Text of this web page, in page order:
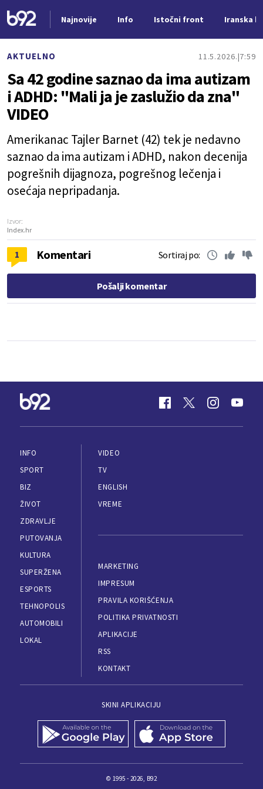
Najnovije Info Istočni front Iranska
AKTUELNO 11.5.2026. 7:59
Sa 42 godine saznao da ima autizam
i ADHD: "Mali ja je zaslužio da zna"
VIDEO
Amerikanac Tajler Barnet (42) tek je nedavno
saznao da ima autizam i ADHD, nakon decenija
pogrešnih dijagnoza, pogrešnog lečenja i
osećaja nepripadanja.
Izvor:
Index.hr
1 Komentari Sortiraj po:
Pošalji komentar
INFO
SPORT
BIZ
ŽIVOT
ZDRAVLJE
PUTOVANJA
KULTURA
SUPERŽENA
ESPORTS
TEHNOPOLIS
AUTOMOBILI
LOKAL
VIDEO
TV
ENGLISH
VREME
MARKETING
IMPRESUM
PRAVILA KORIŠĆENJA
POLITIKA PRIVATNOSTI
APLIKACIJE
RSS
KONTAKT
SKINI APLIKACIJU
© 1995 - 2026, B92